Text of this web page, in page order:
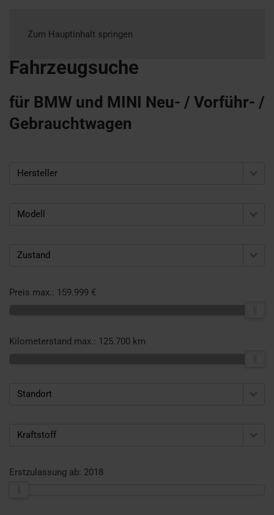
Zum Hauptinhalt springen
Fahrzeugsuche
für BMW und MINI Neu- / Vorführ- /
Gebrauchtwagen
Hersteller
Modell
Zustand
Preis max.: 159.999 €
Kilometerstand max.: 125.700 km
Standort
Kraftstoff
Erstzulassung ab: 2018